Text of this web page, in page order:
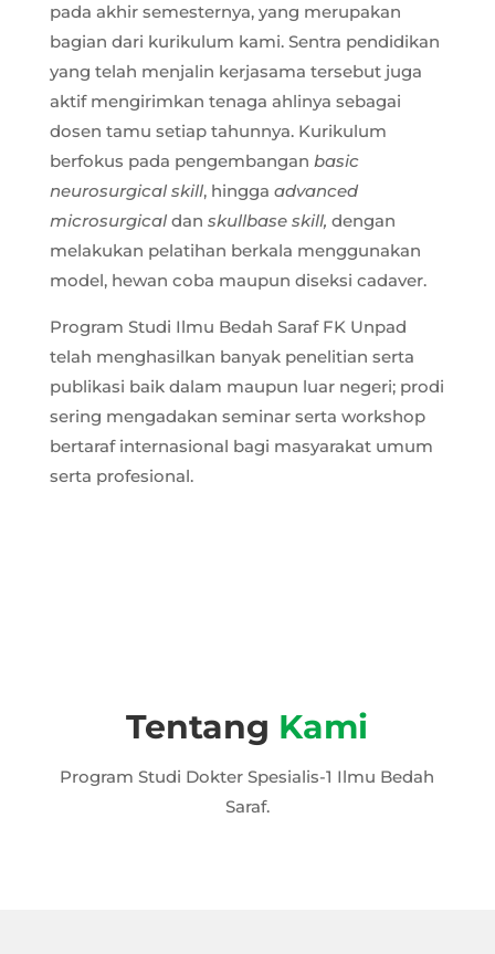
pada akhir semesternya, yang merupakan
bagian dari kurikulum kami. Sentra pendidikan
yang telah menjalin kerjasama tersebut juga
aktif mengirimkan tenaga ahlinya sebagai
dosen tamu setiap tahunnya. Kurikulum
berfokus pada pengembangan basic
neurosurgical skill, hingga advanced
microsurgical dan skullbase skill, dengan
melakukan pelatihan berkala menggunakan
model, hewan coba maupun diseksi cadaver.
Program Studi Ilmu Bedah Saraf FK Unpad
telah menghasilkan banyak penelitian serta
publikasi baik dalam maupun luar negeri; prodi
sering mengadakan seminar serta workshop
bertaraf internasional bagi masyarakat umum
serta profesional.
Tentang Kami
Program Studi Dokter Spesialis-1 Ilmu Bedah
Saraf.